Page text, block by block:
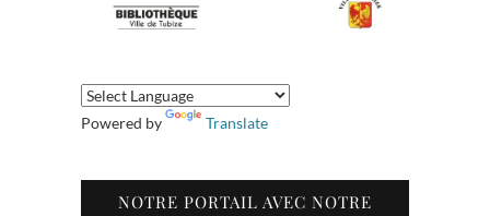
Powered by Translate
NOTRE PORTAIL AVEC NOTRE